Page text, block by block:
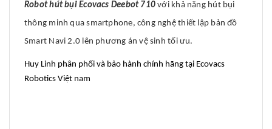
Robot hút bụi Ecovacs Deebot 710với khả năng hút bụi
thông minh qua smartphone, công nghệ thiết lập bản đồ
Smart Navi 2.0 lên phương án vệ sinh tối ưu.
Huy Linh phân phối và bảo hành chính hãng tại Ecovacs
Robotics Việt nam